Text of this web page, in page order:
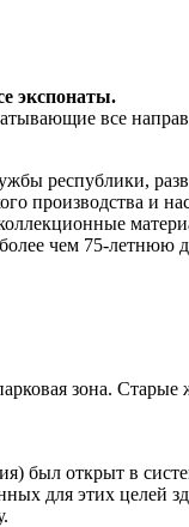
экспонаты.
все
республики,
производства и
чем 75-летнюю
зона.
был открыт в
для этих целей